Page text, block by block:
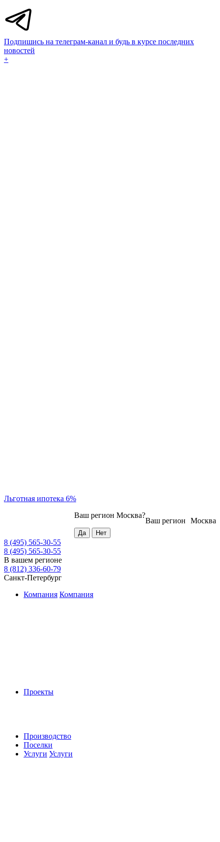
Подпишись на телеграм-канал и будь в курсе последних
новостей
+
Льготная ипотека 6%
Москва
Ваш регион
Ваш регион Москва?
8 (495) 565-30-55
8 (495) 565-30-55
В вашем регионе
8 (812) 336-60-79
Санкт-Петербург
Компания Компания
Проекты
Производство
Поселки
Услуги Услуги